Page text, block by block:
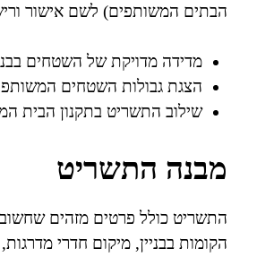
הבתים המשותפים) לשם אישור
מדידה מדויקת של השטחים
הצגת גבולות השטחים
שילוב התשריט בתקנון הבית
מבנה התשריט
התשריט כולל פרטים מזהים שחשוב
הקומות בבניין, מיקום חדרי